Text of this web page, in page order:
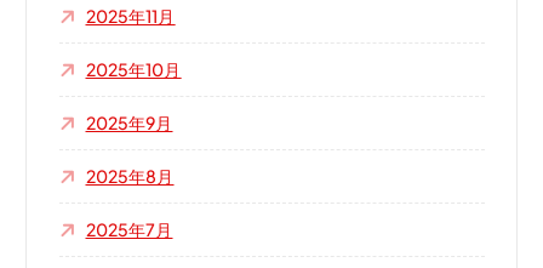
2025年11月
2025年10月
2025年9月
2025年8月
2025年7月